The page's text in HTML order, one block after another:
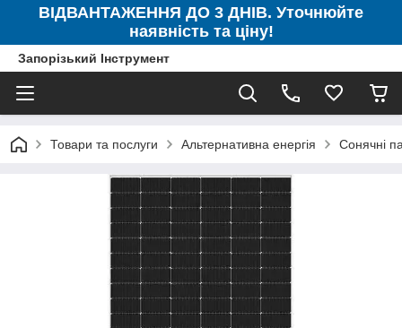
ВІДВАНТАЖЕННЯ ДО 3 ДНІВ. Уточнюйте
наявність та ціну!
Запорізький Інструмент
Товари та послуги Альтернативна енергія Сонячні